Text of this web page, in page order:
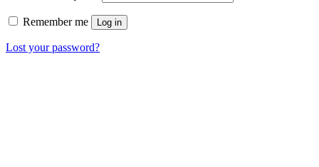
Remember me Log in
Lost your password?